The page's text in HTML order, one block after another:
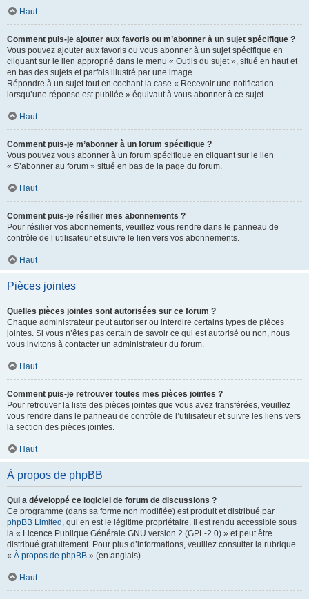
Haut
Comment puis-je ajouter aux favoris ou m’abonner à un sujet spécifique ?
Vous pouvez ajouter aux favoris ou vous abonner à un sujet spécifique en
cliquant sur le lien approprié dans le menu « Outils du sujet », situé en haut et
en bas des sujets et parfois illustré par une image.
Répondre à un sujet tout en cochant la case « Recevoir une notification
lorsqu’une réponse est publiée » équivaut à vous abonner à ce sujet.
Haut
Comment puis-je m’abonner à un forum spécifique ?
Vous pouvez vous abonner à un forum spécifique en cliquant sur le lien
« S’abonner au forum » situé en bas de la page du forum.
Haut
Comment puis-je résilier mes abonnements ?
Pour résilier vos abonnements, veuillez vous rendre dans le panneau de
contrôle de l’utilisateur et suivre le lien vers vos abonnements.
Haut
Pièces jointes
Quelles pièces jointes sont autorisées sur ce forum ?
Chaque administrateur peut autoriser ou interdire certains types de pièces
jointes. Si vous n’êtes pas certain de savoir ce qui est autorisé ou non, nous
vous invitons à contacter un administrateur du forum.
Haut
Comment puis-je retrouver toutes mes pièces jointes ?
Pour retrouver la liste des pièces jointes que vous avez transférées, veuillez
vous rendre dans le panneau de contrôle de l’utilisateur et suivre les liens vers
la section des pièces jointes.
Haut
À propos de phpBB
Qui a développé ce logiciel de forum de discussions ?
Ce programme (dans sa forme non modifiée) est produit et distribué par
phpBB Limited , qui en est le légitime propriétaire. Il est rendu accessible sous
la « Licence Publique Générale GNU version 2 (GPL-2.0) » et peut être
distribué gratuitement. Pour plus d’informations, veuillez consulter la rubrique
« À propos de phpBB » (en anglais).
Haut